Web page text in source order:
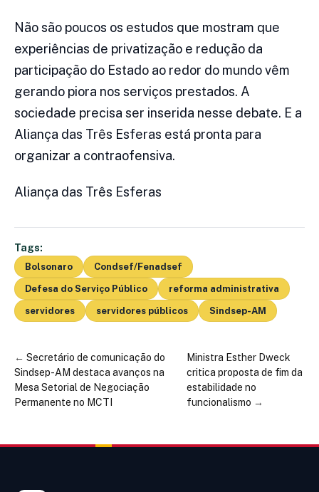
Não são poucos os estudos que mostram que
experiências de privatização e redução da
participação do Estado ao redor do mundo vêm
gerando piora nos serviços prestados. A
sociedade precisa ser inserida nesse debate. E a
Aliança das Três Esferas está pronta para
organizar a contraofensiva.
Aliança das Três Esferas
Tags:
Bolsonaro Condsef/Fenadsef
Defesa do Serviço Público reforma administrativa
servidores servidores públicos Sindsep-AM
← Secretário de comunicação do
Sindsep-AM destaca avanços na
Mesa Setorial de Negociação
Permanente no MCTI
Ministra Esther Dweck
critica proposta de fim da
estabilidade no
funcionalismo →